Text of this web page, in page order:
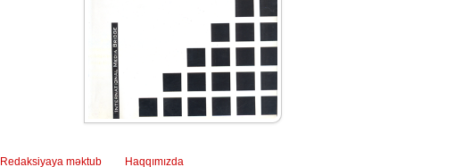
Redaksiyaya məktub Haqqımızda